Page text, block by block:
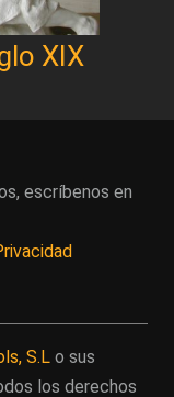
XIX
escríbenos en
S.L o sus
los derechos